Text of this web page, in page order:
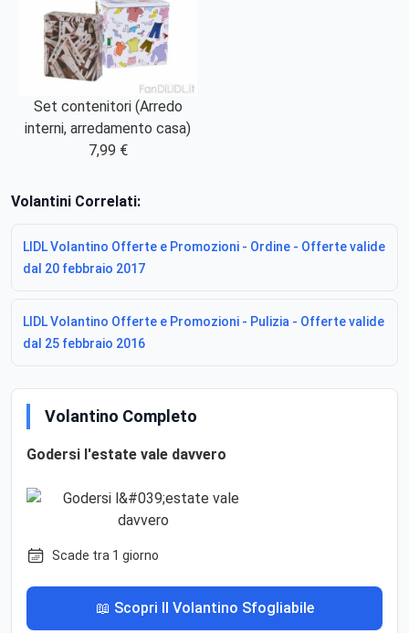
Set contenitori (Arredo
interni, arredamento casa)
7,99 €
Volantini Correlati:
LIDL Volantino Offerte e Promozioni - Ordine - Offerte valide
dal 20 febbraio 2017
LIDL Volantino Offerte e Promozioni - Pulizia - Offerte valide
dal 25 febbraio 2016
Volantino Completo
Godersi l'estate vale davvero
Scade tra 1 giorno
📖 Scopri Il Volantino Sfogliabile